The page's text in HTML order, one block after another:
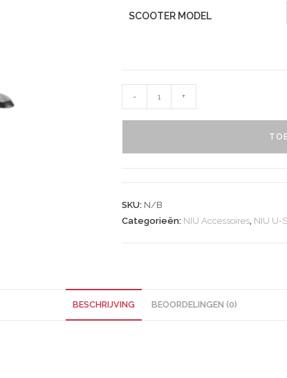
SCOOTER MODEL
- +
SKU: N/B
Categorieën: NIU Accessoires, NIU U-
BESCHRIJVING BEOORDELINGEN (0)